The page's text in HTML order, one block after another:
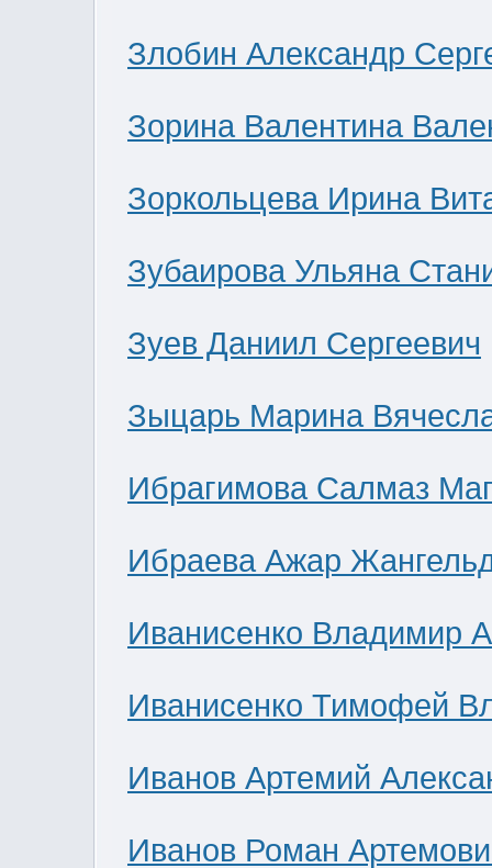
Злобин Александр
Зорина Валентина
Зоркольцева Ирина
Зубаирова Ульяна
Зуев Даниил Сергеевич
Зыцарь Марина
Ибрагимова Салмаз
Ибраева Ажар
Иванисенко Владимир
Иванисенко Тимофей
Иванов Артемий
Иванов Роман